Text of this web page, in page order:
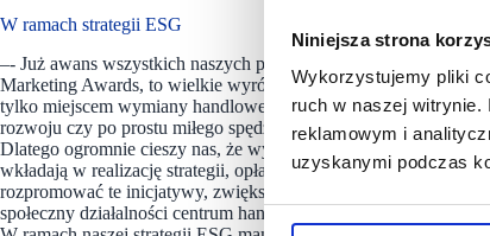
Niniejsza strona
Wykorzystujemy pliki
ruch w naszej witrynie.
reklamowym i
uzyskanymi podczas
W ramach strategii ESG
–- Już awans wszystkich naszych projektów do finału tak
Marketing Awards, to wielkie wyróżnienie, konkurencja była
tylko miejscem wymiany handlowej. Powinny komunikować się
rozwoju czy po prostu miłego spędzania czasu oraz, co chyba
Dlatego ogromnie cieszy nas, że wyróżniono Focus Mall w
wkładają w realizację strategii, opłacił się, ale przede
rozpromować te inicjatywy, zwiększając świadomość
społeczny działalności centrum handlowego, w końcu